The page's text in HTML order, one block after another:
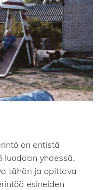
on entistä
luodaan yhdessä.
tähän ja opittava
esineiden